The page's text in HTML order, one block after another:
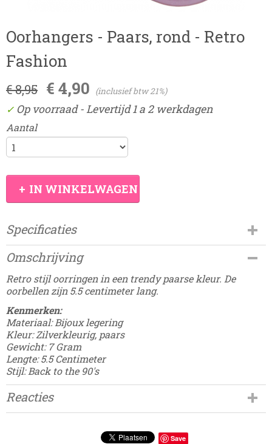
Oorhangers - Paars, rond - Retro
Fashion
€ 8,95 € 4,90 (inclusief btw 21%)
✓ Op voorraad- Levertijd 1 a 2 werkdagen
Aantal
IN WINKELWAGEN
Specificaties
Productcode
Damesdingetjes-179
EAN code
8785275688666
Omschrijving
Retro stijl oorringen in een trendy paarse kleur. De
oorbellen zijn 5.5 centimeter lang.
Kenmerken:
Materiaal: Bijoux legering
Kleur: Zilverkleurig, paars
Gewicht: 7 Gram
Lengte: 5.5 Centimeter
Stijl: Back to the 90's
Reacties
Save